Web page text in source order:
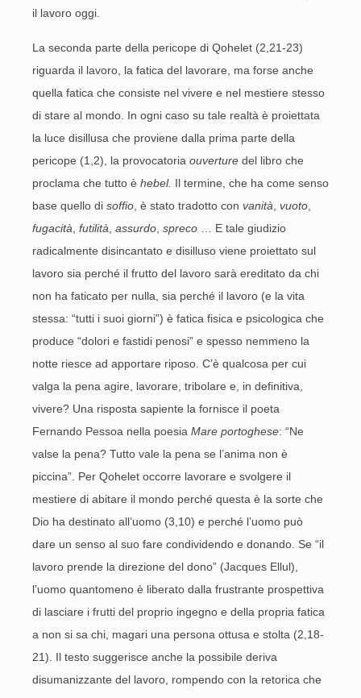
il lavoro oggi.
La seconda parte della pericope di Qohelet (2,21-23)
riguarda il lavoro, la fatica del lavorare, ma forse anche
quella fatica che consiste nel vivere e nel mestiere stesso
di stare al mondo. In ogni caso su tale realtà è proiettata
la luce disillusa che proviene dalla prima parte della
pericope (1,2), la provocatoria ouverture del libro che
proclama che tutto è hebel. Il termine, che ha come senso
base quello di soffio , è stato tradotto con vanità vuoto
fugacità futilità assurdo spreco … E tale giudizio
radicalmente disincantato e disilluso viene proiettato sul
lavoro sia perché il frutto del lavoro sarà ereditato da chi
non ha faticato per nulla, sia perché il lavoro (e la vita
stessa: “tutti i suoi giorni”) è fatica fisica e psicologica che
produce “dolori e fastidi penosi” e spesso nemmeno la
notte riesce ad apportare riposo. C’è qualcosa per cui
valga la pena agire, lavorare, tribolare e, in definitiva,
vivere? Una risposta sapiente la fornisce il poeta
Fernando Pessoa nella poesia Mare portoghese: “Ne
valse la pena? Tutto vale la pena se l’anima non è
piccina”. Per Qohelet occorre lavorare e svolgere il
mestiere di abitare il mondo perché questa è la sorte che
Dio ha destinato all’uomo (3,10) e perché l’uomo può
dare un senso al suo fare condividendo e donando. Se “il
lavoro prende la direzione del dono” (Jacques Ellul),
l’uomo quantomeno è liberato dalla frustrante prospettiva
di lasciare i frutti del proprio ingegno e della propria fatica
a non si sa chi, magari una persona ottusa e stolta (2,18-
21). Il testo suggerisce anche la possibile deriva
disumanizzante del lavoro, rompendo con la retorica che